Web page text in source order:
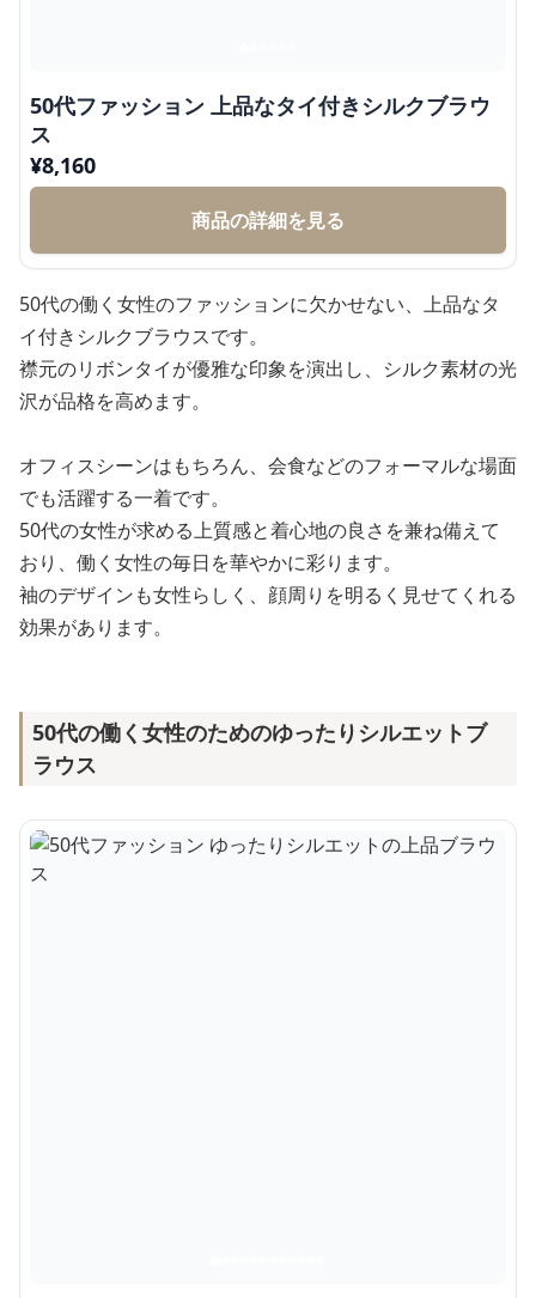
50代ファッション 上品なタイ付きシルクブラウ
ス
¥8,160
商品の詳細を見る
50代の働く女性のファッションに欠かせない、上品なタ
イ付きシルクブラウスです。
襟元のリボンタイが優雅な印象を演出し、シルク素材の光
沢が品格を高めます。
オフィスシーンはもちろん、会食などのフォーマルな場面
でも活躍する一着です。
50代の女性が求める上質感と着心地の良さを兼ね備えて
おり、働く女性の毎日を華やかに彩ります。
袖のデザインも女性らしく、顔周りを明るく見せてくれる
効果があります。
50代の働く女性のためのゆったりシルエットブ
ラウス